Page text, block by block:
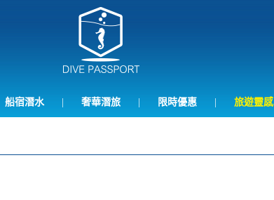
船宿潛水 奢華潛旅 限時優惠 旅遊靈感